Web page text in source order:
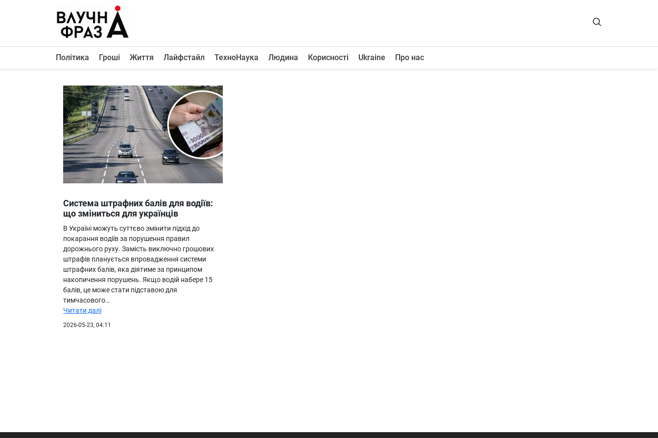
Політика
Життя
Лайфстайл
ТехноНаука
Людина
Корисності
Про нас
Політика Гроші Життя Лайфстайл ТехноНаука Людина Корисності Ukraine Про нас
Система штрафних балів для водіїв:
що зміниться для українців
В Україні можуть суттєво змінити підхід до
покарання водіїв за порушення правил
дорожнього руху. Замість виключно грошових
штрафів планується впровадження системи
штрафних балів, яка діятиме за принципом
накопичення порушень. Якщо водій набере 15
балів, це може стати підставою для
тимчасового…
Читати далі
2026-05-23, 04:11